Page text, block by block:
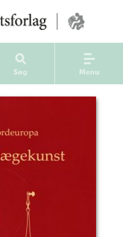
Søg Menu